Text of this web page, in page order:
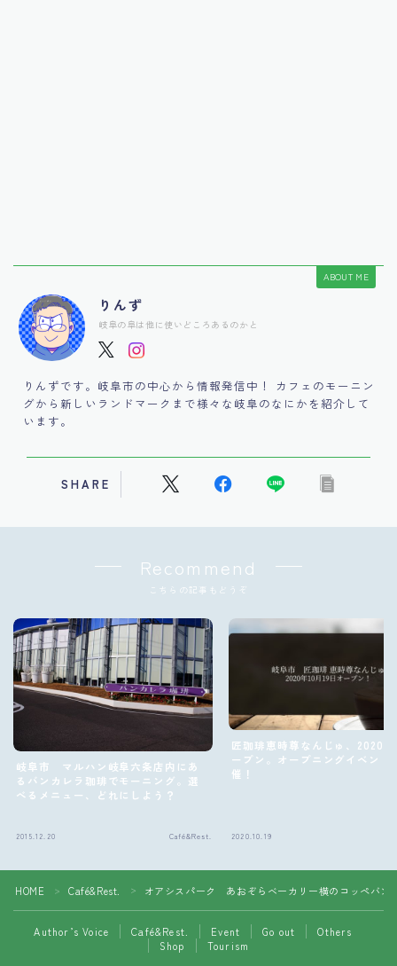
ABOUT ME
りんず
岐阜の阜は他に使いどころあるのかと
りんずです。岐阜市の中心から情報発信中！ カフェのモーニン
グから新しいランドマークまで様々な岐阜のなにかを紹介して
います。
SHARE
Recommend
こちらの記事もどうぞ
岐阜市 マルハン岐阜六条店内にあ
るバンカレラ珈琲でモーニング。選
べるメニュー、どれにしよう？
2015.12.20 Café&Rest.
匠珈琲恵時尊なんじゅ、
ープン。オープニングイベント
催！
2020.10.19
HOME ＞ Café&Rest. ＞ オアシスパーク あおぞらベーカリー横のコッペバン
Author’s Voice Café&Rest. Event Go out
Others
Shop
Tourism